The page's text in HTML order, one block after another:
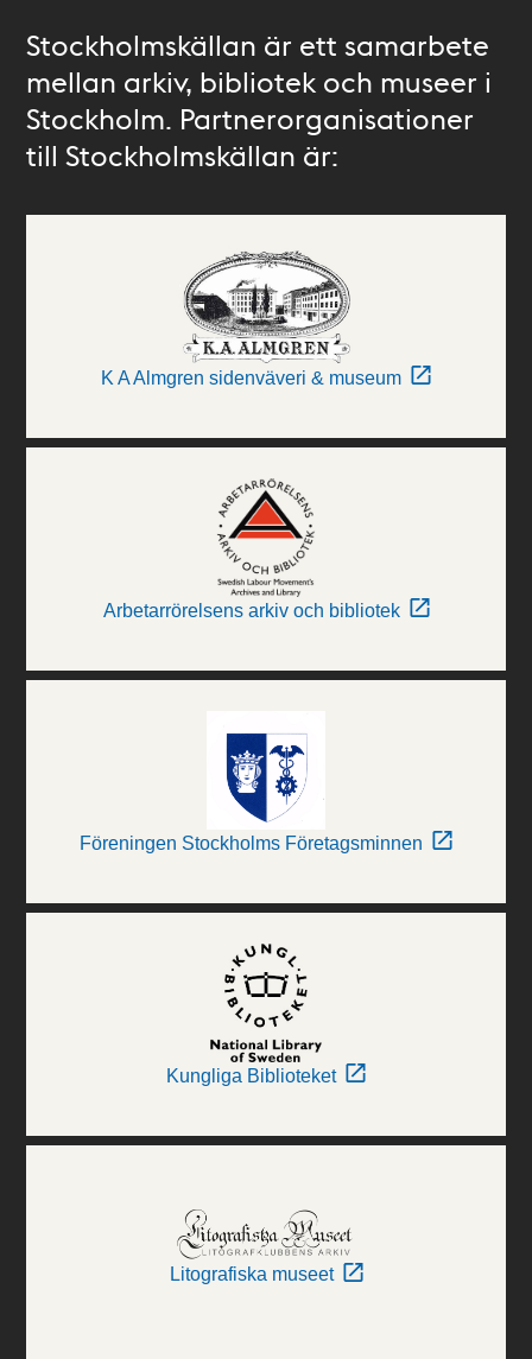
Stockholmskällan är ett samarbete
mellan arkiv, bibliotek och museer i
Stockholm. Partnerorganisationer
till Stockholmskällan är:
K A Almgren sidenväveri & museum
Arbetarrörelsens arkiv och bibliotek
Föreningen Stockholms Företagsminnen
Kungliga Biblioteket
Litografiska museet